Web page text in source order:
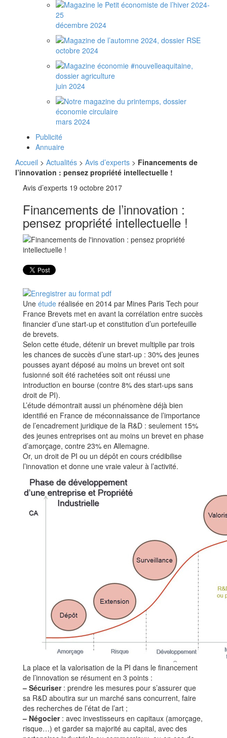
décembre 2024
octobre 2024
juin 2024
mars 2024
Publicité
Annuaire
Accueil > Actualités > Avis d’experts > Financements de
l’innovation : pensez propriété intellectuelle !
Avis d’experts 19 octobre 2017
Financements de l’innovation :
pensez propriété intellectuelle !
Une étude réalisée en 2014 par Mines Paris Tech pour
France Brevets met en avant la corrélation entre succès
financier d’une start-up et constitution d’un portefeuille
de brevets.
Selon cette étude, détenir un brevet multiplie par trois
les chances de succès d’une start-up : 30% des jeunes
pousses ayant déposé au moins un brevet ont soit
fusionné soit été rachetées soit ont réussi une
introduction en bourse (contre 8% des start-ups sans
droit de PI).
L’étude démontrait aussi un phénomène déjà bien
identifié en France de méconnaissance de l’importance
de l’encadrement juridique de la R&D : seulement 15%
des jeunes entreprises ont au moins un brevet en phase
d’amorçage, contre 23% en Allemagne.
Or, un droit de PI ou un dépôt en cours crédibilise
l’innovation et donne une vraie valeur à l’activité.
La place et la valorisation de la PI dans le financement
de l’innovation se résument en 3 points :
– Sécuriser: prendre les mesures pour s’assurer que
sa R&D aboutira sur un marché sans concurrent, faire
des recherches de l’état de l’art ;
– Négocier: avec investisseurs en capitaux (amorçage,
risque…) et garder sa majorité au capital, avec des